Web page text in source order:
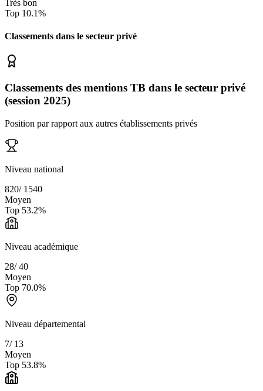
Très bon
Top 10.1%
Classements dans le secteur privé
Classements des mentions TB dans le secteur privé
(session 2025)
Position par rapport aux autres établissements privés
Niveau national
820/ 1540
Moyen
Top 53.2%
Niveau académique
28/40
Moyen
Top 70.0%
Niveau départemental
7/ 13
Moyen
Top 53.8%